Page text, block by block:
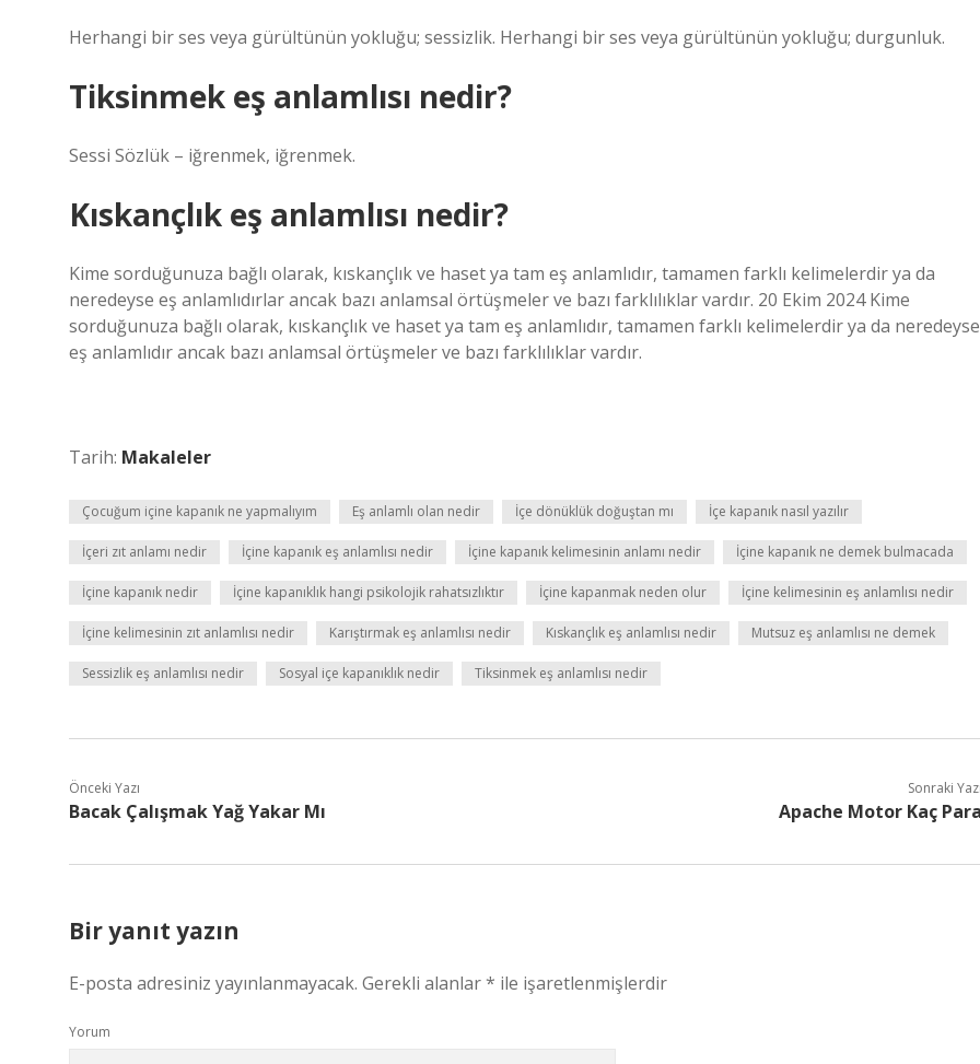
Herhangi bir ses veya gürültünün yokluğu; sessizlik. Herhangi bir ses veya gürültünün yokluğu; durgunluk.
Tiksinmek eş anlamlısı nedir?
Sessi Sözlük – iğrenmek, iğrenmek.
Kıskançlık eş anlamlısı nedir?
Kime sorduğunuza bağlı olarak, kıskançlık ve haset ya tam eş anlamlıdır, tamamen farklı kelimelerdir ya da
neredeyse eş anlamlıdırlar ancak bazı anlamsal örtüşmeler ve bazı farklılıklar vardır. 20 Ekim 2024 Kime
sorduğunuza bağlı olarak, kıskançlık ve haset ya tam eş anlamlıdır, tamamen farklı kelimelerdir ya da neredeyse
eş anlamlıdır ancak bazı anlamsal örtüşmeler ve bazı farklılıklar vardır.
Tarih: Makaleler
Çocuğum içine kapanık ne yapmalıyım Eş anlamlı olan nedir İçe dönüklük doğuştan mı İçe kapanık nasıl yazılır
İçeri zıt anlamı nedir İçine kapanık eş anlamlısı nedir İçine kapanık kelimesinin anlamı nedir İçine kapanık ne demek bulmacada
İçine kapanık nedir İçine kapanıklık hangi psikolojik rahatsızlıktır İçine kapanmak neden olur İçine kelimesinin eş anlamlısı nedir
İçine kelimesinin zıt anlamlısı nedir Karıştırmak eş anlamlısı nedir Kıskançlık eş anlamlısı nedir Mutsuz eş anlamlısı ne demek
Sessizlik eş anlamlısı nedir Sosyal içe kapanıklık nedir Tiksinmek eş anlamlısı nedir
Önceki Yazı
Bacak Çalışmak Yağ Yakar Mı
Sonraki
Apache Motor Kaç
Bir yanıt yazın
E-posta adresiniz yayınlanmayacak. Gerekli alanlar* ile işaretlenmişlerdir
Yorum